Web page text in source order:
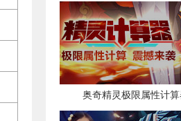
奥奇精灵极限属性计算